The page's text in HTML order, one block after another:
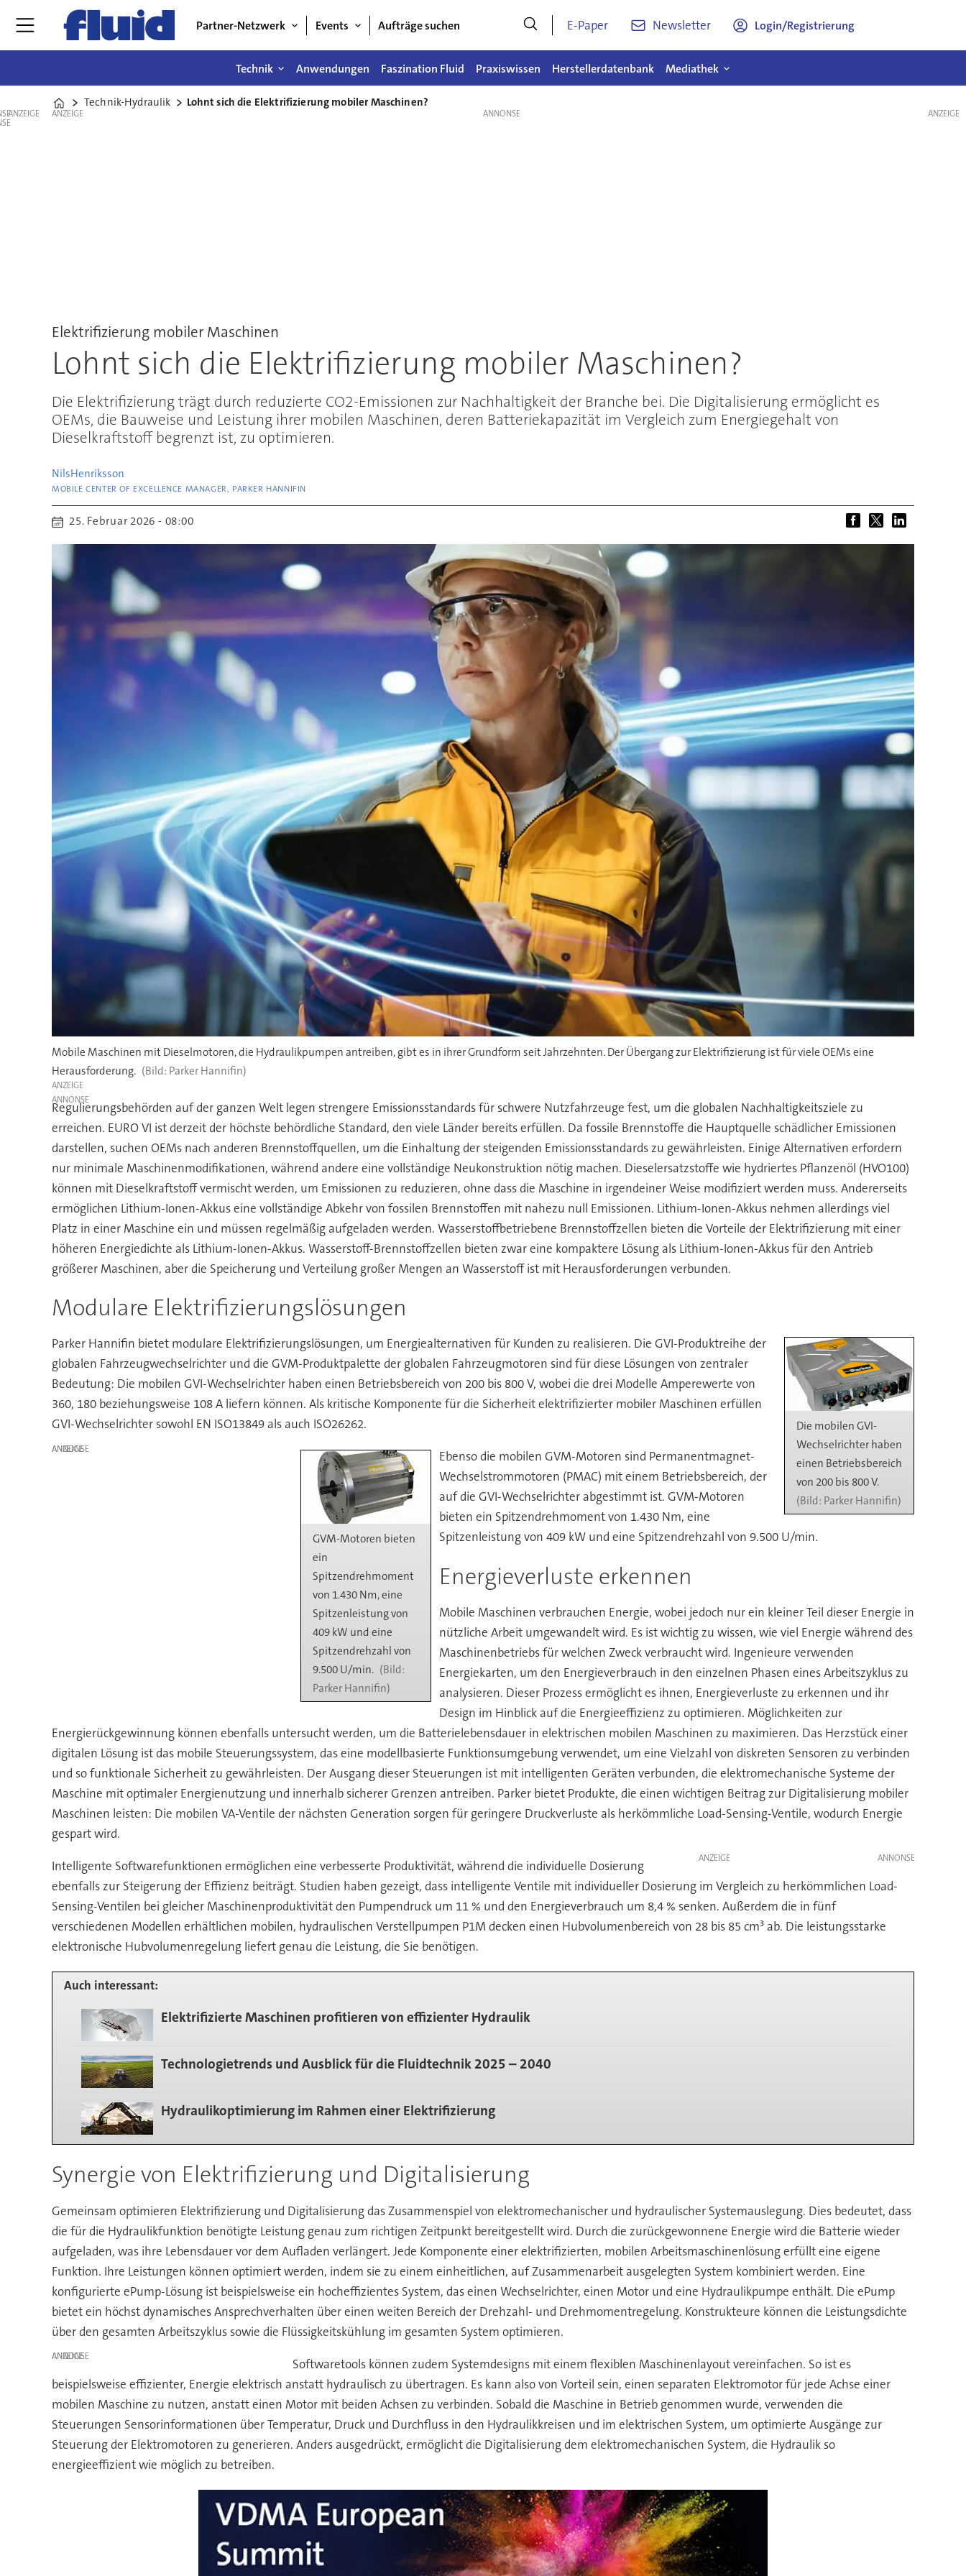
Partner-Netzwerk Events Aufträge suchen E-Paper Newsletter Login/Registrierung
Technik Anwendungen Faszination Fluid Praxiswissen Herstellerdatenbank Mediathek
Home
Technik-Hydraulik Lohnt sich die Elektrifizierung mobiler Maschinen?
ANZEIGE ANZEIGE
Elektrifizierung mobiler Maschinen
Lohnt sich die Elektrifizierung mobiler Maschinen?
Die Elektrifizierung trägt durch reduzierte CO2-Emissionen zur Nachhaltigkeit der Branche bei. Die Digitalisierung ermöglicht es
OEMs, die Bauweise und Leistung ihrer mobilen Maschinen, deren Batteriekapazität im Vergleich zum Energiegehalt von
Dieselkraftstoff begrenzt ist, zu optimieren.
NilsHenriksson
MOBILE CENTER OF EXCELLENCE MANAGER, PARKER HANNIFIN
25. Februar 2026 - 08:00
Mobile Maschinen mit Dieselmotoren, die Hydraulikpumpen antreiben, gibt es in ihrer Grundform seit Jahrzehnten. Der Übergang zur Elektrifizierung ist für viele OEMs eine
Herausforderung.
Parker Hannifin)
ANZEIGE
Regulierungsbehörden auf der ganzen Welt legen strengere Emissionsstandards für schwere Nutzfahrzeuge fest, um die globalen Nachhaltigkeitsziele zu
erreichen. EURO VI ist derzeit der höchste behördliche Standard, den viele Länder bereits erfüllen. Da fossile Brennstoffe die Hauptquelle schädlicher Emissionen
darstellen, suchen OEMs nach anderen Brennstoffquellen, um die Einhaltung der steigenden Emissionsstandards zu gewährleisten. Einige Alternativen erfordern
nur minimale Maschinenmodifikationen, während andere eine vollständige Neukonstruktion nötig machen. Dieselersatzstoffe wie hydriertes Pflanzenöl (HVO100)
können mit Dieselkraftstoff vermischt werden, um Emissionen zu reduzieren, ohne dass die Maschine in irgendeiner Weise modifiziert werden muss. Andererseits
ermöglichen Lithium-Ionen-Akkus eine vollständige Abkehr von fossilen Brennstoffen mit nahezu null Emissionen. Lithium-Ionen-Akkus nehmen allerdings viel
Platz in einer Maschine ein und müssen regelmäßig aufgeladen werden. Wasserstoffbetriebene Brennstoffzellen bieten die Vorteile der Elektrifizierung mit einer
höheren Energiedichte als Lithium-Ionen-Akkus. Wasserstoff-Brennstoffzellen bieten zwar eine kompaktere Lösung als Lithium-Ionen-Akkus für den Antrieb
größerer Maschinen, aber die Speicherung und Verteilung großer Mengen an Wasserstoff ist mit Herausforderungen verbunden.
Modulare Elektrifizierungslösungen
Die mobilen GVI-
Wechselrichter haben
einen Betriebsbereich
von 200 bis 800 V.
Parker Hannifin)
Parker Hannifin bietet modulare Elektrifizierungslösungen, um Energiealternativen für Kunden zu realisieren. Die GVI-Produktreihe der
globalen Fahrzeugwechselrichter und die GVM-Produktpalette der globalen Fahrzeugmotoren sind für diese Lösungen von zentraler
Bedeutung: Die mobilen GVI-Wechselrichter haben einen Betriebsbereich von 200 bis 800 V, wobei die drei Modelle Amperewerte von
360, 180 beziehungsweise 108 A liefern können. Als kritische Komponente für die Sicherheit elektrifizierter mobiler Maschinen erfüllen
GVI-Wechselrichter sowohl EN ISO13849 als auch ISO26262.
ANZEIGE
GVM-Motoren bieten
ein
Spitzendrehmoment
von 1.430 Nm, eine
Spitzenleistung von
409 kW und eine
Spitzendrehzahl von
9.500 U/min.
Parker Hannifin)
Ebenso die mobilen GVM-Motoren sind Permanentmagnet-
Wechselstrommotoren (PMAC) mit einem Betriebsbereich, der
auf die GVI-Wechselrichter abgestimmt ist. GVM-Motoren
bieten ein Spitzendrehmoment von 1.430 Nm, eine
Spitzenleistung von 409 kW und eine Spitzendrehzahl von 9.500 U/min.
Energieverluste erkennen
Mobile Maschinen verbrauchen Energie, wobei jedoch nur ein kleiner Teil dieser Energie in
nützliche Arbeit umgewandelt wird. Es ist wichtig zu wissen, wie viel Energie während des
Maschinenbetriebs für welchen Zweck verbraucht wird. Ingenieure verwenden
Energiekarten, um den Energieverbrauch in den einzelnen Phasen eines Arbeitszyklus zu
analysieren. Dieser Prozess ermöglicht es ihnen, Energieverluste zu erkennen und ihr
Design im Hinblick auf die Energieeffizienz zu optimieren. Möglichkeiten zur
Energierückgewinnung können ebenfalls untersucht werden, um die Batterielebensdauer in elektrischen mobilen Maschinen zu maximieren. Das Herzstück einer
digitalen Lösung ist das mobile Steuerungssystem, das eine modellbasierte Funktionsumgebung verwendet, um eine Vielzahl von diskreten Sensoren zu verbinden
und so funktionale Sicherheit zu gewährleisten. Der Ausgang dieser Steuerungen ist mit intelligenten Geräten verbunden, die elektromechanische Systeme der
Maschine mit optimaler Energienutzung und innerhalb sicherer Grenzen antreiben. Parker bietet Produkte, die einen wichtigen Beitrag zur Digitalisierung mobiler
Maschinen leisten: Die mobilen VA-Ventile der nächsten Generation sorgen für geringere Druckverluste als herkömmliche Load-Sensing-Ventile, wodurch Energie
gespart wird.
ANZEIGE
Intelligente Softwarefunktionen ermöglichen eine verbesserte Produktivität, während die individuelle Dosierung
ebenfalls zur Steigerung der Effizienz beiträgt. Studien haben gezeigt, dass intelligente Ventile mit individueller Dosierung im Vergleich zu herkömmlichen Load-
Sensing-Ventilen bei gleicher Maschinenproduktivität den Pumpendruck um 11 % und den Energieverbrauch um 8,4 % senken. Außerdem die in fünf
verschiedenen Modellen erhältlichen mobilen, hydraulischen Verstellpumpen P1M decken einen Hubvolumenbereich von 28 bis 85 cm³ ab. Die leistungsstarke
elektronische Hubvolumenregelung liefert genau die Leistung, die Sie benötigen.
Auch interessant:
Elektrifizierte Maschinen profitieren von effizienter Hydraulik
Technologietrends und Ausblick für die Fluidtechnik 2025 – 2040
Hydraulikoptimierung im Rahmen einer Elektrifizierung
Synergie von Elektrifizierung und Digitalisierung
Gemeinsam optimieren Elektrifizierung und Digitalisierung das Zusammenspiel von elektromechanischer und hydraulischer Systemauslegung. Dies bedeutet, dass
die für die Hydraulikfunktion benötigte Leistung genau zum richtigen Zeitpunkt bereitgestellt wird. Durch die zurückgewonnene Energie wird die Batterie wieder
aufgeladen, was ihre Lebensdauer vor dem Aufladen verlängert. Jede Komponente einer elektrifizierten, mobilen Arbeitsmaschinenlösung erfüllt eine eigene
Funktion. Ihre Leistungen können optimiert werden, indem sie zu einem einheitlichen, auf Zusammenarbeit ausgelegten System kombiniert werden. Eine
konfigurierte ePump-Lösung ist beispielsweise ein hocheffizientes System, das einen Wechselrichter, einen Motor und eine Hydraulikpumpe enthält. Die ePump
bietet ein höchst dynamisches Ansprechverhalten über einen weiten Bereich der Drehzahl- und Drehmomentregelung. Konstrukteure können die Leistungsdichte
über den gesamten Arbeitszyklus sowie die Flüssigkeitskühlung im gesamten System optimieren.
ANZEIGE
Softwaretools können zudem Systemdesigns mit einem flexiblen Maschinenlayout vereinfachen. So ist es
beispielsweise effizienter, Energie elektrisch anstatt hydraulisch zu übertragen. Es kann also von Vorteil sein, einen separaten Elektromotor für jede Achse einer
mobilen Maschine zu nutzen, anstatt einen Motor mit beiden Achsen zu verbinden. Sobald die Maschine in Betrieb genommen wurde, verwenden die
Steuerungen Sensorinformationen über Temperatur, Druck und Durchfluss in den Hydraulikkreisen und im elektrischen System, um optimierte Ausgänge zur
Steuerung der Elektromotoren zu generieren. Anders ausgedrückt, ermöglicht die Digitalisierung dem elektromechanischen System, die Hydraulik so
energieeffizient wie möglich zu betreiben.
ANZEIGE